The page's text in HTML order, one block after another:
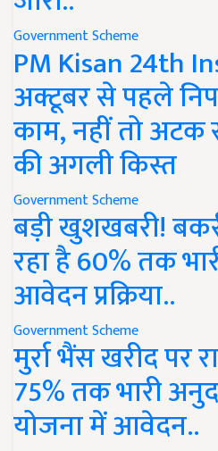
Government Scheme
PM Kisan 24th
अक्टूबर से पहले
काम, नहीं तो अटक
की अगली किस्त
Government Scheme
बड़ी खुशखबरी!
रहा है 60% तक
आवेदन प्रक्रिया..
Government Scheme
मुर्रा भैंस खरीद पर
75% तक भारी
योजना में आवेदन..